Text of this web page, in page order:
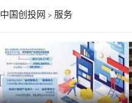
中国创投网 > 服务